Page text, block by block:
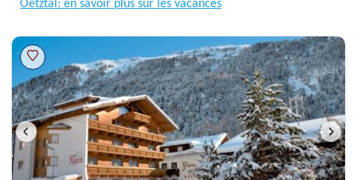
Oetztal: en savoir plus sur les vacances